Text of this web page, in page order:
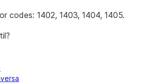
codes: 1402, 1403, 1404, 1405.